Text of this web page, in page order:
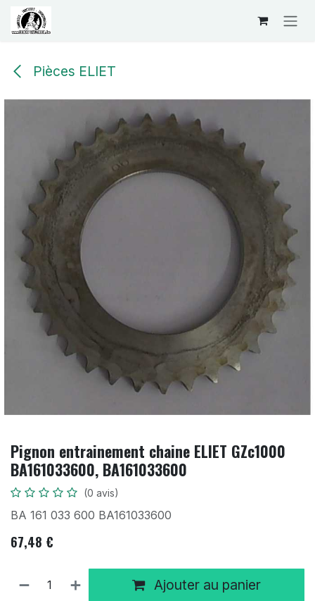
Se rendre au contenu
Pièces ELIET
Pignon entrainement chaine ELIET GZc1000
BA161033600, BA161033600
(0 avis)
BA 161 033 600 BA161033600
67,48 €
Ajouter au panier